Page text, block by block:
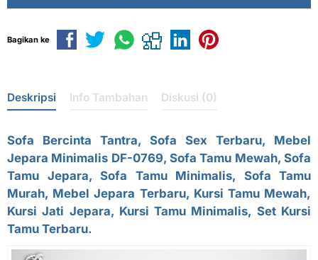
Bagikan ke
Deskripsi Info Tambahan Diskusi (0)
Sofa Bercinta Tantra, Sofa Sex Terbaru, Mebel
Jepara Minimalis DF-0769, Sofa Tamu Mewah, Sofa
Tamu Jepara, Sofa Tamu Minimalis, Sofa Tamu
Murah, Mebel Jepara Terbaru, Kursi Tamu Mewah,
Kursi Jati Jepara, Kursi Tamu Minimalis, Set Kursi
Tamu Terbaru.